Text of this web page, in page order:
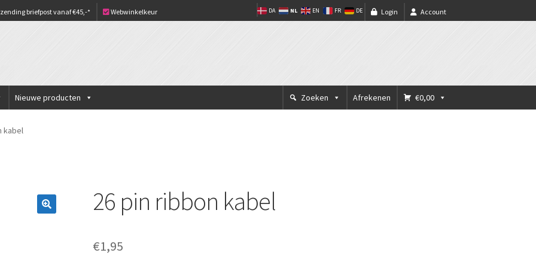
briefpost vanaf €45,-* Webwinkelkeur Account
Login
DA NL EN FR DE
Nieuwe producten €0,00
Afrekenen
Zoeken
kabel
26 pin ribbon kabel
€1,95